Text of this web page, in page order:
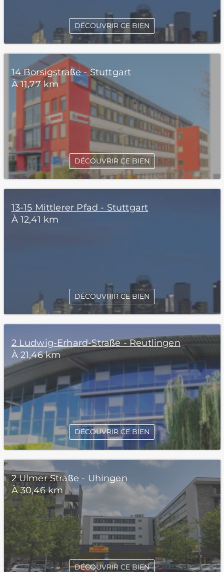
DÉCOUVRIR CE BIEN
14 Borsigstraße - Stuttgart
À 11,77 km
DÉCOUVRIR CE BIEN
13-15 Mittlerer Pfad - Stuttgart
À 12,41 km
DÉCOUVRIR CE BIEN
2 Ludwig-Erhard-Straße - Reutlingen
À 21,46 km
DÉCOUVRIR CE BIEN
2 Ulmer Straße - Uhingen
À 30,46 km
DÉCOUVRIR CE BIEN